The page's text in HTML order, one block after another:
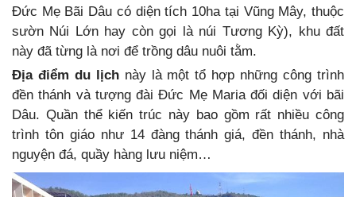
Đức Mẹ Bãi Dâu có diện tích 10ha tại Vũng Mây, thuộc
sườn Núi Lớn hay còn gọi là núi Tương Kỳ), khu đất
này đã từng là nơi để trồng dâu nuôi tằm.
Địa điểm du lịchnày là một tổ hợp những công trình
đền thánh và tượng đài Đức Mẹ Maria đối diện với bãi
Dâu. Quần thể kiến trúc này bao gồm rất nhiều công
trình tôn giáo như 14 đàng thánh giá, đền thánh, nhà
nguyện đá, quầy hàng lưu niệm…